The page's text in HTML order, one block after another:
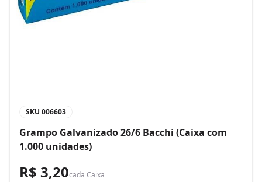
SKU 006603
Grampo Galvanizado 26/6 Bacchi (Caixa com
1.000 unidades)
R$ 3,20cada Caixa